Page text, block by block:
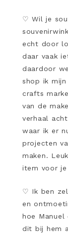
♡Wil je
echt door
daar vaak
daardoor
shop ik
crafts
van de
verhaal
waar ik er
projecten
maken.
item voor
♡ Ik ben
en
hoe
dit bij hem